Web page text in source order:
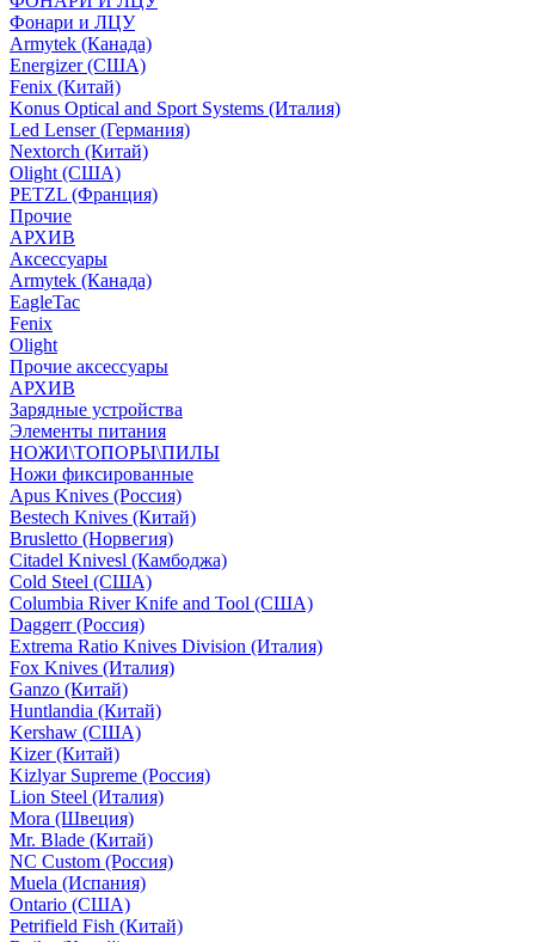
Фонари и ЛЦУ
Armytek (Канада)
Energizer (США)
Fenix (Китай)
Konus Optical and Sport Systems (Италия)
Led Lenser (Германия)
Nextorch (Китай)
Olight (США)
PETZL (Франция)
Прочие
АРХИВ
Аксессуары
Armytek (Канада)
EagleTac
Fenix
Olight
Прочие аксессуары
АРХИВ
Зарядные устройства
Элементы питания
НОЖИ\ТОПОРЫ\ПИЛЫ
Ножи фиксированные
Apus Knives (Россия)
Bestech Knives (Китай)
Brusletto (Норвегия)
Citadel Knivesl (Камбоджа)
Cold Steel (США)
Columbia River Knife and Tool (США)
Daggerr (Россия)
Extrema Ratio Knives Division (Италия)
Fox Knives (Италия)
Ganzo (Китай)
Huntlandia (Китай)
Kershaw (США)
Kizer (Китай)
Kizlyar Supreme (Россия)
Lion Steel (Италия)
Mora (Швеция)
Mr. Blade (Китай)
NC Custom (Россия)
Muela (Испания)
Ontario (США)
Petrifield Fish (Китай)